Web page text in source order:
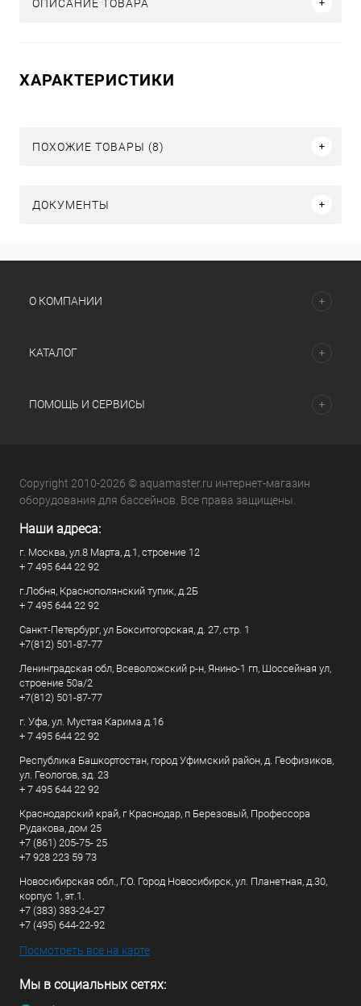
ОПИСАНИЕ ТОВАРА
ХАРАКТЕРИСТИКИ
ПОХОЖИЕ ТОВАРЫ (8)
ДОКУМЕНТЫ
О КОМПАНИИ
КАТАЛОГ
ПОМОЩЬ И СЕРВИСЫ
Copyright 2010-2026 © aquamaster.ru интернет-магазин
оборудования для бассейнов. Все права защищены.
Наши адреса:
г. Москва, ул.8 Марта, д.1, строение 12
+ 7 495 644 22 92
г.Лобня, Краснополянский тупик, д.2Б
+ 7 495 644 22 92
Санкт-Петербург, ул Бокситогорская, д. 27, стр. 1
+7(812) 501-87-77
Ленинградская обл, Всеволожский р-н, Янино-1 гп, Шоссейная ул,
строение 50а/2
+7(812) 501-87-77
г. Уфа, ул. Мустая Карима д.16
+ 7 495 644 22 92
Республика Башкортостан, город Уфимский район, д. Геофизиков,
ул. Геологов, зд. 23
+ 7 495 644 22 92
Краснодарский край, г Краснодар, п Березовый, Профессора
Рудакова, дом 25
+7 (861) 205-75- 25
+7 928 223 59 73
Новосибирская обл., Г.О. Город Новосибирск, ул. Планетная, д.30,
корпус 1, эт.1.
+7 (383) 383-24-27
+7 (495) 644-22-92
Посмотреть все на карте
Мы в социальных сетях: